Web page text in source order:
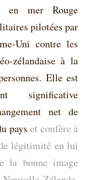
en mer Rouge
pilotées par
Uni contre les
zélandaise à la
Elle est
significative
net de
pays et confère à
légitimité en lui
la bonne image